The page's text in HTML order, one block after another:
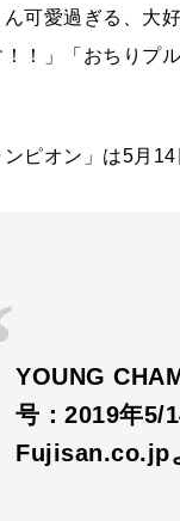
可愛過ぎる、大
！」「おちりプ
ピオン」は5月
YOUNG
号：2019年5/
Fujisan.co.jp